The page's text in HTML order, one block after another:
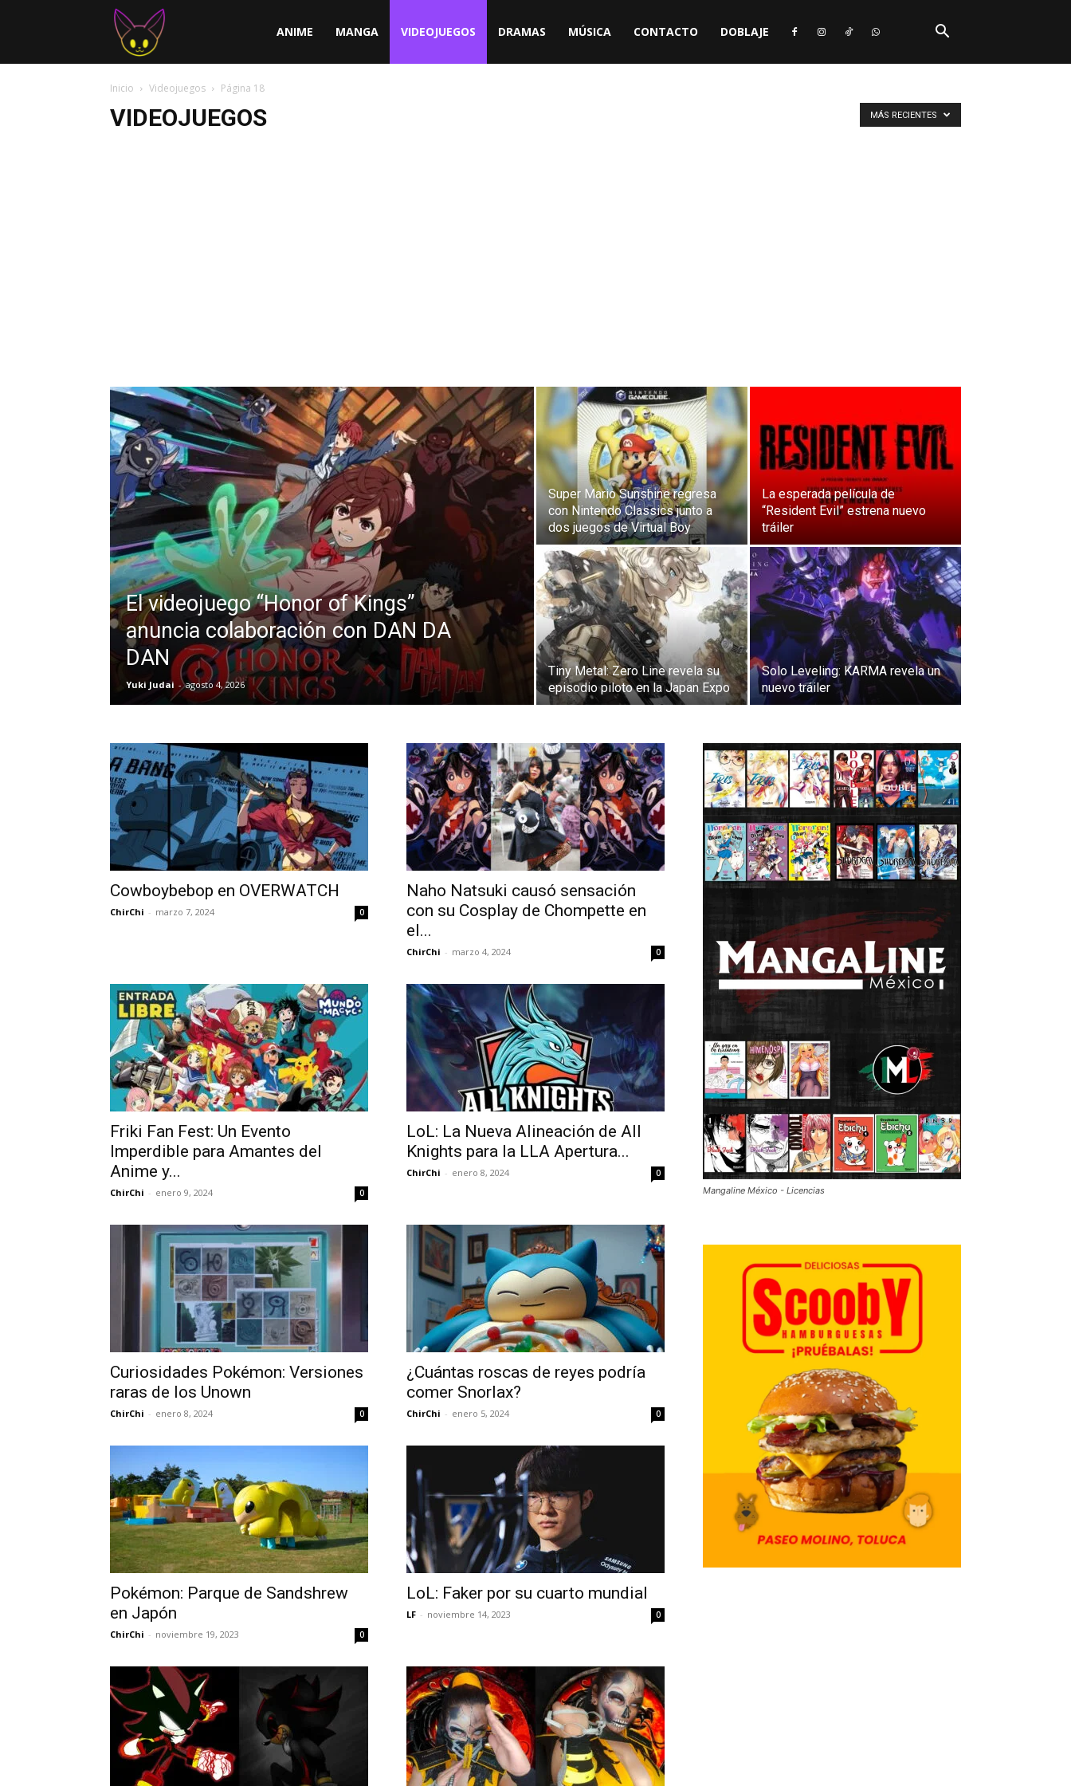
ANIME MANGA VIDEOJUEGOS DRAMAS MÚSICA CONTACTO DOBLAJE
Inicio Videojuegos Página 18
VIDEOJUEGOS MÁS RECIENTES
El videojuego “Honor of Kings”
anuncia colaboración con DAN DA
DAN
Yuki Judai - agosto 4, 2026
Super Mario Sunshine regresa
con Nintendo Classics junto a
dos juegos de Virtual Boy
La esperada película de
“Resident Evil” estrena nuevo
tráiler
Tiny Metal: Zero Line revela su
episodio piloto en la Japan Expo
Solo Leveling: KARMA revela un
nuevo tráiler
Cowboybebop en OVERWATCH
ChirChi - marzo 7, 2024 0
Naho Natsuki causó sensación
con su Cosplay de Chompette en
el...
ChirChi - marzo 4, 2024 0
Friki Fan Fest: Un Evento
Imperdible para Amantes del
Anime y...
ChirChi - enero 9, 2024 0
LoL: La Nueva Alineación de All
Knights para la LLA Apertura...
ChirChi - enero 8, 2024 0
Curiosidades Pokémon: Versiones
raras de los Unown
ChirChi - enero 8, 2024 0
¿Cuántas roscas de reyes podría
comer Snorlax?
ChirChi - enero 5, 2024 0
Pokémon: Parque de Sandshrew
en Japón
ChirChi - noviembre 19, 2023 0
LoL: Faker por su cuarto mundial
LF - noviembre 14, 2023 0
Mangaline México - Licencias